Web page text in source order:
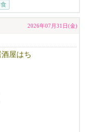
、未経験からでも安
2026年07月31日(金)
屋はち